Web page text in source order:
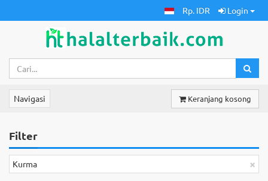
Rp. IDR Login
Navigasi Keranjang kosong
Filter
×
Kurma